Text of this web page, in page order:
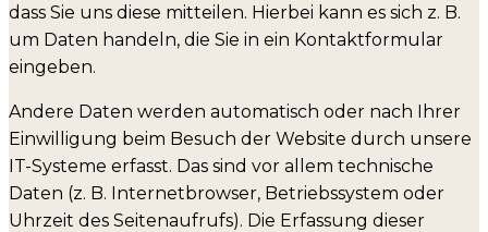
dass Sie uns diese mitteilen. Hierbei kann es sich z. B.
um Daten handeln, die Sie in ein Kontaktformular
eingeben.
Andere Daten werden automatisch oder nach Ihrer
Einwilligung beim Besuch der Website durch unsere
IT-Systeme erfasst. Das sind vor allem technische
Daten (z. B. Internetbrowser, Betriebssystem oder
Uhrzeit des Seitenaufrufs). Die Erfassung dieser